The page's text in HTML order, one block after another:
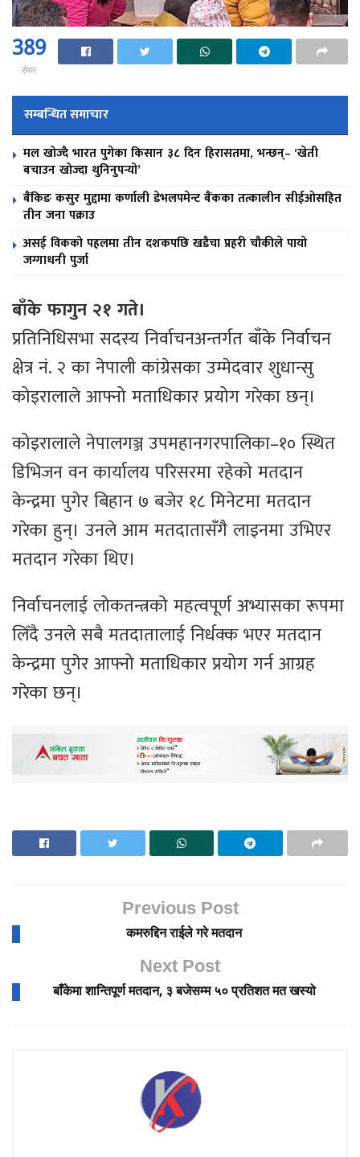
389
सेयर
सम्बन्धित समाचार
मल खोज्दै भारत पुगेका किसान ३८ दिन हिरासतमा, भन्छन्– ‘खेती
बचाउन खोज्दा थुनिनुपर्‍यो’
बैंकिङ कसुर मुद्दामा कर्णाली डेभलपमेन्ट बैंकका तत्कालीन सीईओसहित
तीन जना पक्राउ
असई विकको पहलमा तीन दशकपछि खडैचा प्रहरी चौकीले पायो
जग्गाधनी पुर्जा
बाँके फागुन २१ गते।
प्रतिनिधिसभा सदस्य निर्वाचनअन्तर्गत बाँके निर्वाचन
क्षेत्र नं. २ का नेपाली कांग्रेसका उम्मेदवार शुधान्सु
कोइरालाले आफ्नो मताधिकार प्रयोग गरेका छन्।
कोइरालाले नेपालगञ्ज उपमहानगरपालिका–१० स्थित
डिभिजन वन कार्यालय परिसरमा रहेको मतदान
केन्द्रमा पुगेर बिहान ७ बजेर १८ मिनेटमा मतदान
गरेका हुन्। उनले आम मतदातासँगै लाइनमा उभिएर
मतदान गरेका थिए।
निर्वाचनलाई लोकतन्त्रको महत्वपूर्ण अभ्यासका रूपमा
लिँदै उनले सबै मतदातालाई निर्धक्क भएर मतदान
केन्द्रमा पुगेर आफ्नो मताधिकार प्रयोग गर्न आग्रह
गरेका छन्।
Previous Post
कमरुद्दिन राईले गरे मतदान
Next Post
बाँकेमा शान्तिपूर्ण मतदान, ३ बजेसम्म ५० प्रतिशत मत खस्यो